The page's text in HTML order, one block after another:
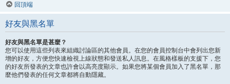
回頂端
好友與黑名單
好友與黑名單是甚麼？
您可以使用這些列表來組織討論區的其他會員。在您的會員控制台中會列出您新
增的好友，方便您快速檢視上線狀態和發送私人訊息。在風格樣板的支援下，您
的好友所發表的文章也許會以高亮度顯示。如果您將某個會員加入了黑名單，那
麼他們發表的任何文章都將自動隱藏。